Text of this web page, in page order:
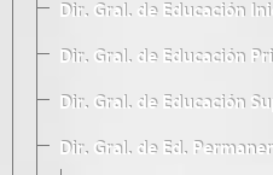
Dir. Gral. de Educación
Dir. Gral. de Educación
Dir. Gral. de Educación
Dir. Gral. de Ed.